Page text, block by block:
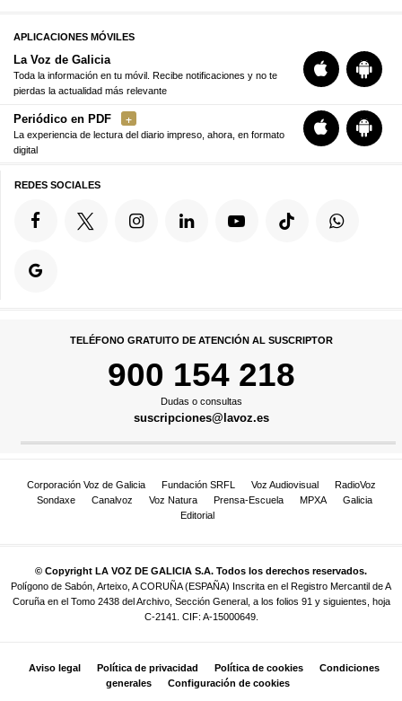
APLICACIONES MÓVILES
La Voz de Galicia
Toda la información en tu móvil. Recibe notificaciones y no te
pierdas la actualidad más relevante
Periódico en PDF
La experiencia de lectura del diario impreso, ahora, en formato
digital
REDES SOCIALES
TELÉFONO GRATUITO DE ATENCIÓN AL SUSCRIPTOR
900 154 218
Dudas o consultas
suscripciones@lavoz.es
Corporación Voz de Galicia Fundación SRFL Voz Audiovisual
RadioVoz
Sondaxe
Canalvoz Voz Natura Prensa-Escuela MPXA
Galicia
Editorial
© Copyright LA VOZ DE GALICIA S.A. Todos los derechos reservados.
Polígono de Sabón, Arteixo, A CORUÑA (ESPAÑA) Inscrita en el Registro Mercantil de A
Coruña en el Tomo 2438 del Archivo, Sección General, a los folios 91 y siguientes, hoja
C-2141. CIF: A-15000649.
Aviso legal Política de privacidad Política de cookies
Condiciones
generales
Configuración de cookies